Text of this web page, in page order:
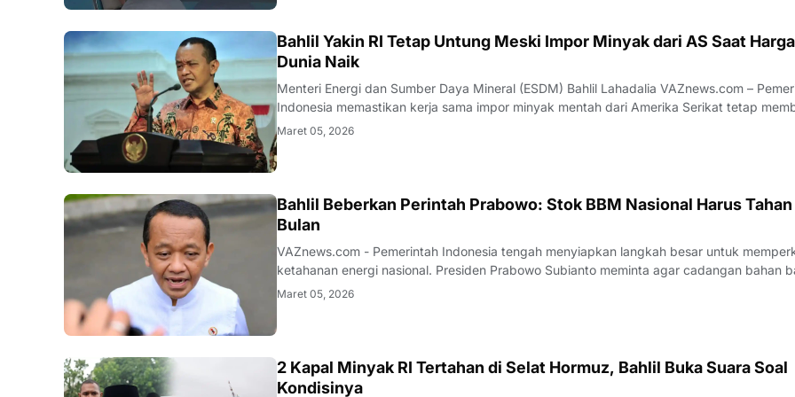
BISNIS
Bahlil Yakin RI Tetap Untung Meski Impor Minyak dari AS Saat Harga
Dunia Naik
Menteri Energi dan Sumber Daya Mineral (ESDM) Bahlil Lahadalia VAZnews.com – Pemerintah
Indonesia memastikan kerja sama impor minyak mentah dari Amerika Serikat tetap
keuntungan bagi negara, bahkan ketika harga minyak dunia mengalami kenaikan.
Maret 05, 2026
BISNIS
Bahlil Beberkan Perintah Prabowo: Stok BBM Nasional Harus
Bulan
VAZnews.com - Pemerintah Indonesia tengah menyiapkan langkah besar untuk
ketahanan energi nasional. Presiden Prabowo Subianto meminta agar cadangan bahan
minyak (BBM) nasional ditingkatkan secara signifikan hingga mampu bertahan selama
Maret 05, 2026
BISNIS
2 Kapal Minyak RI Tertahan di Selat Hormuz, Bahlil Buka Suara Soal
Kondisinya